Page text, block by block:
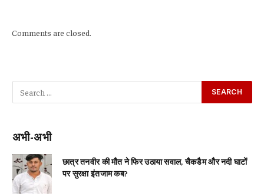
Comments are closed.
अभी-अभी
छात्र तनवीर की मौत ने फिर उठाया सवाल, चैकडैम और नदी घाटों
पर सुरक्षा इंतजाम कब?